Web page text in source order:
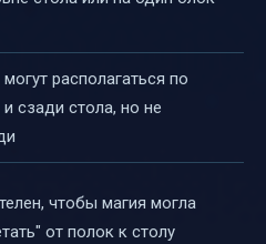
располагаться по
сзади стола, но не
чтобы магия могла
от полок к столу